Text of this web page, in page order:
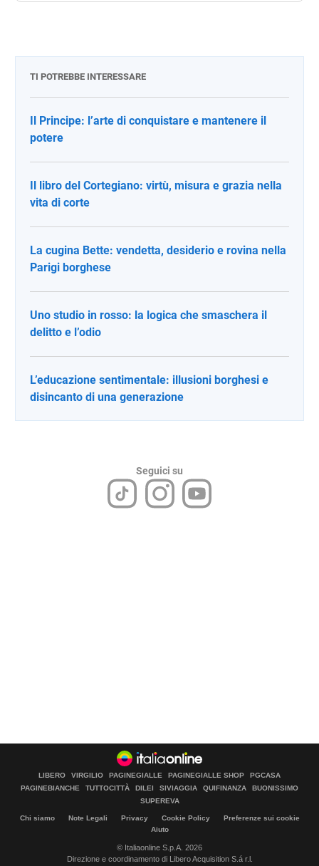
TI POTREBBE INTERESSARE
Il Principe: l’arte di conquistare e mantenere il
potere
Il libro del Cortegiano: virtù, misura e grazia nella
vita di corte
La cugina Bette: vendetta, desiderio e rovina nella
Parigi borghese
Uno studio in rosso: la logica che smaschera il
delitto e l’odio
L’educazione sentimentale: illusioni borghesi e
disincanto di una generazione
Seguici su
LIBERO VIRGILIO PAGINEGIALLE PAGINEGIALLE SHOP
PGCASA
PAGINEBIANCHE
TUTTOCITTÀ DILEI SIVIAGGIA QUIFINANZA
BUONISSIMO
SUPEREVA
Chi siamo Note Legali Privacy Cookie Policy
Preferenze sui cookie
Aiuto
© Italiaonline S.p.A. 2026
Direzione e coordinamento di Libero Acquisition S.á r.l.